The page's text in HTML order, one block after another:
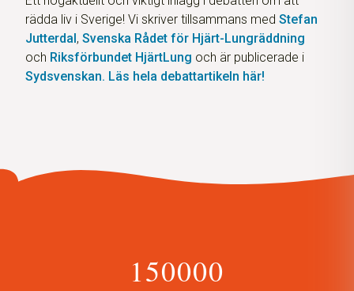
rädda liv i Sverige! Vi skriver tillsammans med Stefan
Jutterdal, Svenska Rådet för Hjärt-Lungräddning
och Riksförbundet HjärtLung och är publicerade i
Sydsvenskan. Läs hela debattartikeln här!
150000